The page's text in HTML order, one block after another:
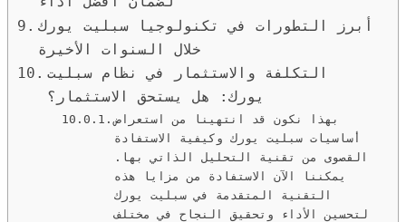
أبرز التطورات في تكنولوجيا سبليت يورك
خلال السنوات الأخيرة
التكلفة والاستثمار في نظام سبليت
يورك: هل يستحق الاستثمار؟
بهذا نكون قد انتهينا من استعراض
أساسيات سبليت يورك وكيفية الاستفادة
القصوى من تقنية التحليل الذاتي بها.
يمكننا الآن الاستفادة من مزايا هذه
التقنية المتقدمة في سبليت يورك
لتحسين الأداء وتحقيق النجاح في مختلف